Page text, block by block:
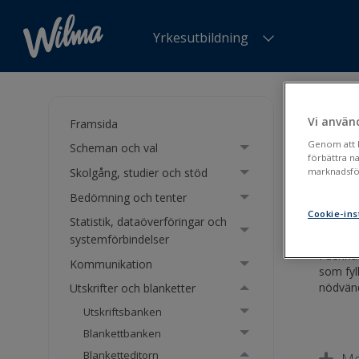
Yrkesutbildning
Framsida
Scheman och val
Skolgång, studier och stöd
Bedömning och tenter
Statistik, dataöverföringar och
systemförbindelser
Kommunikation
Utskrifter och blanketter
Utskriftsbanken
Blankettbanken
Blanketteditorn
Att
I
som
Vi
Genom att
förbättra
Cookie-